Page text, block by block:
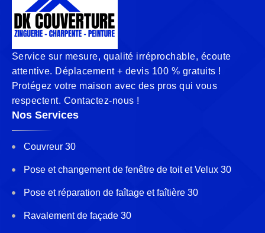
Service sur mesure, qualité irréprochable, écoute
attentive. Déplacement + devis 100 % gratuits !
Protégez votre maison avec des pros qui vous
respectent. Contactez-nous !
Nos Services
Couvreur 30
Pose et changement de fenêtre de toit et Velux 30
Pose et réparation de faîtage et faîtière 30
Ravalement de façade 30